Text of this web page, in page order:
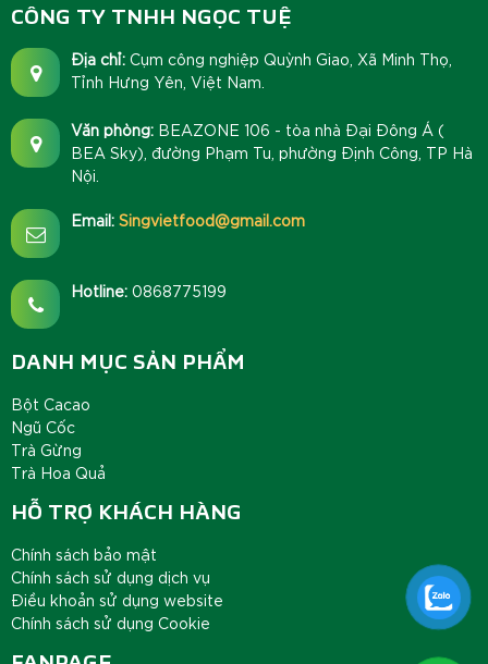
CÔNG TY TNHH NGỌC TUỆ
Địa chỉ: Cụm công nghiệp Quỳnh Giao, Xã Minh Thọ,
Tỉnh Hưng Yên, Việt Nam.
Văn phòng: BEAZONE 106 - tòa nhà Đại Đông Á (
BEA Sky), đường Phạm Tu, phường Định Công, TP Hà
Nội.
Email: Singvietfood@gmail.com
Hotline: 0868775199
DANH MỤC SẢN PHẨM
Bột Cacao
Ngũ Cốc
Trà Gừng
Trà Hoa Quả
HỖ TRỢ KHÁCH HÀNG
Chính sách bảo mật
Chính sách sử dụng dịch vụ
Điều khoản sử dụng website
Chính sách sử dụng Cookie